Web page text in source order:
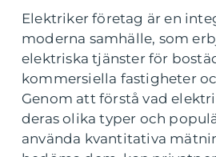
Elektriker företag är en
moderna samhälle, som
elektriska tjänster för
kommersiella fastigheter
Genom att förstå vad
deras olika typer och
använda kvantitativa